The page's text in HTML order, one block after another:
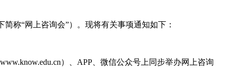
称“网上咨询会”）。现将有关事项通知如下：
）、APP、微信公众号上同步举办网上咨询